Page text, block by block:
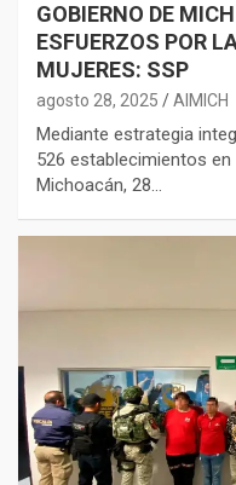
GOBIERNO DE
ESFUERZOS POR
MUJERES: SSP
agosto 28, 2025 AIMICH
Mediante estrategia
526 establecimientos
Michoacán, 28…